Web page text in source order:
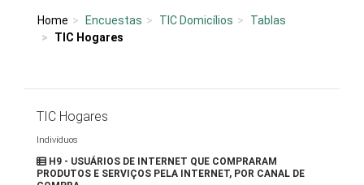
Home Encuestas TIC Domicílios
Tablas
TIC Hogares
TIC Hogares
Indivíduos
H9 - USUÁRIOS DE INTERNET QUE COMPRARAM
PRODUTOS E SERVIÇOS PELA INTERNET, POR CANAL DE